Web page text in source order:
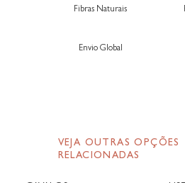
Fibras Naturais
Envio Global
VEJA OUTRAS OPÇÕES
RELACIONADAS